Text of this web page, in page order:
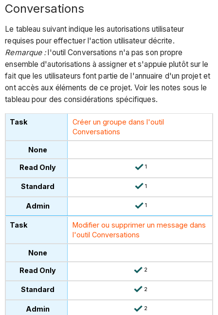
Conversations
Le tableau suivant indique les autorisations utilisateur
requises pour effectuer l'action utilisateur décrite.
Remarque :l'outil Conversations n'a pas son propre
ensemble d'autorisations à assigner et s'appuie plutôt sur le
fait que les utilisateurs font partie de l'annuaire d'un projet et
ont accès aux éléments de ce projet.Voir les notes sous le
tableau pour des considérations spécifiques.
Créer un groupe dans l'outil
Conversations
1
1
1
Modifier ou supprimer un message dans
l'outil Conversations
2
2
2